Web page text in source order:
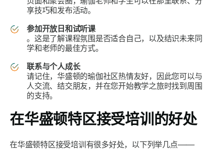
享技巧和发布活动。
参加开放日和试听课
。这是了解课程氛围是否适合自己，以及结识未来同
学和老师的最佳方式。
联系与个人成长
请记住，华盛顿的瑜伽社区热情友好，因此您可以与
人交流、结交朋友，并在您开始教学之旅时找到周围
的支持。
在华盛顿特区接受培训的好处
在华盛顿特区接受培训有很多好处，以下列举几点——